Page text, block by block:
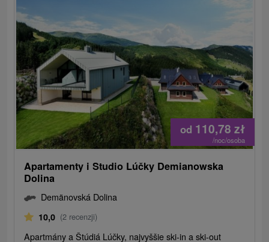
od 110,78 zł
/noc/osoba
Apartamenty i Studio Lúčky Demianowska
Dolina
Demänovská Dolina
10,0 (2 recenzji)
Apartmány a Štúdiá Lúčky, najvyššie ski-in a ski-out